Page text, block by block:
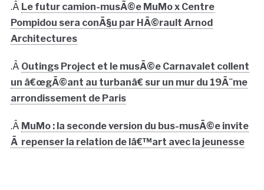
.Â Le futur camion-musÃ©e MuMo x Centre
Pompidou sera conÃ§u par HÃ©rault Arnod
Architectures
.Â Outings Project et le musÃ©e Carnavalet collent
un â€œgÃ©ant au turbanâ€ sur un mur du 19Ã¨me
arrondissement de Paris
.Â MuMo : la seconde version du bus-musÃ©e invite
Ã repenser la relation de lâ€™art avec la jeunesse